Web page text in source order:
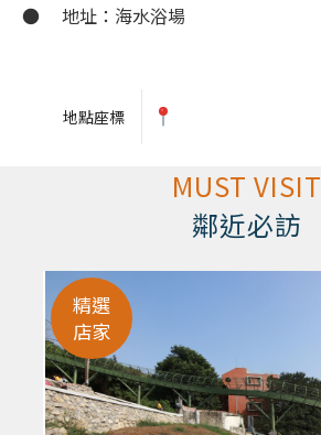
● 地址：海水浴場
地點座標
MUST VISIT
鄰近必訪
精選
店家